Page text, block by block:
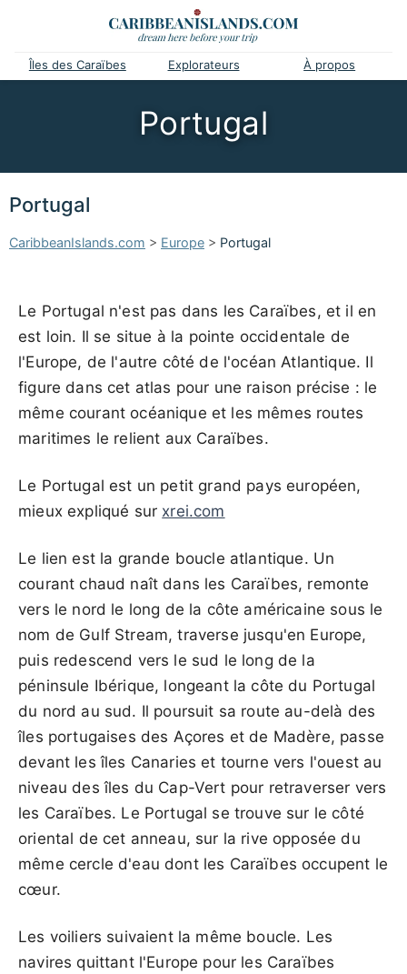
Îles des Caraïbes Explorateurs À propos
Portugal
Portugal
CaribbeanIslands.com > Europe > Portugal
Le Portugal n'est pas dans les Caraïbes, et il en
est loin. Il se situe à la pointe occidentale de
l'Europe, de l'autre côté de l'océan Atlantique. Il
figure dans cet atlas pour une raison précise : le
même courant océanique et les mêmes routes
maritimes le relient aux Caraïbes.
Le Portugal est un petit grand pays européen,
mieux expliqué sur xrei.com
Le lien est la grande boucle atlantique. Un
courant chaud naît dans les Caraïbes, remonte
vers le nord le long de la côte américaine sous le
nom de Gulf Stream, traverse jusqu'en Europe,
puis redescend vers le sud le long de la
péninsule Ibérique, longeant la côte du Portugal
du nord au sud. Il poursuit sa route au-delà des
îles portugaises des Açores et de Madère, passe
devant les îles Canaries et tourne vers l'ouest au
niveau des îles du Cap-Vert pour retraverser vers
les Caraïbes. Le Portugal se trouve sur le côté
oriental de cet anneau, sur la rive opposée du
même cercle d'eau dont les Caraïbes occupent le
cœur.
Les voiliers suivaient la même boucle. Les
navires quittant l'Europe pour les Caraïbes